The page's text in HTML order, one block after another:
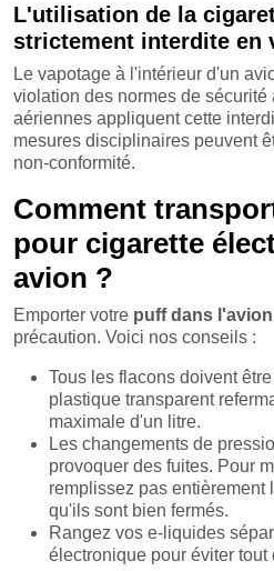
L'utilisation de la
strictement interdite en
Le vapotage à l'intérieur d'un
violation des normes de
aériennes appliquent cette
mesures disciplinaires peuvent
non-conformité.
Comment
pour cigarette
avion ?
Emporter votre puff dans l'avion
précaution. Voici nos conseils :
Tous les flacons doivent
plastique transparent
maximale d'un litre.
Les changements de
provoquer des fuites. Pour
remplissez pas entièrement
qu'ils sont bien fermés.
Rangez vos e-liquides
électronique pour éviter tout